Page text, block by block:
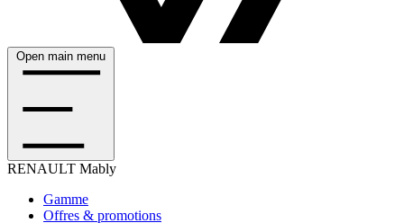
Open main menu
RENAULT Mably
Gamme
Offres & promotions